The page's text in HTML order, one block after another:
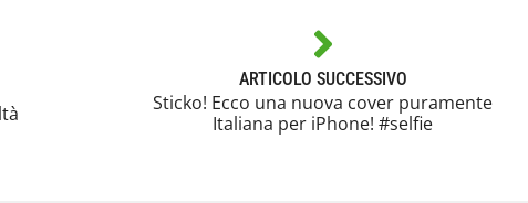
ARTICOLO SUCCESSIVO
Sticko! Ecco una nuova cover puramente
Italiana per iPhone! #selfie